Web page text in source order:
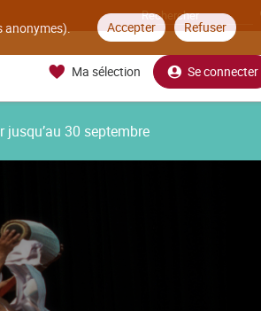
anonymes). Accepter Refuser
Ma sélection Se connecter
30 septembre